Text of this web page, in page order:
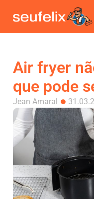
Air fryer
que pode
Jean Amaral